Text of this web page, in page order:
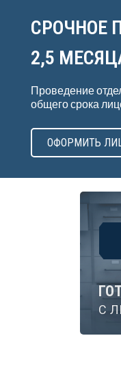
СРОЧНОЕ
2,5
Проведение
общего срока
ОФОРМИТЬ
С